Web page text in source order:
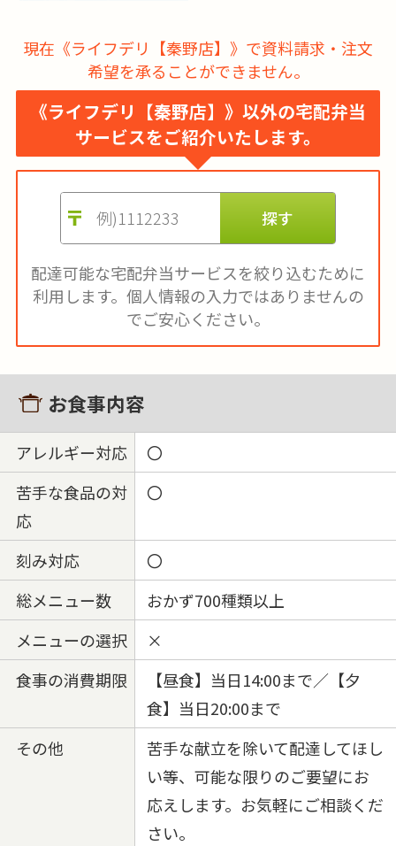
現在《ライフデリ【秦野店】》で資料請求・注文
希望を承ることができません。
《ライフデリ【秦野店】》以外の宅配弁当
サービスをご紹介いたします。
配達可能な宅配弁当サービスを絞り込むために
利用します。 個人情報の入力ではありませんの
でご安心ください。
お食事内容
アレルギー対応
〇
苦手な食品の対
応
〇
刻み対応
〇
総メニュー数
おかず700種類以上
メニューの選択
×
食事の消費期限
【昼食】当日14:00まで／【夕
食】当日20:00まで
その他
苦手な献立を除いて配達してほし
い等、可能な限りのご要望にお
応えします。お気軽にご相談くだ
さい。